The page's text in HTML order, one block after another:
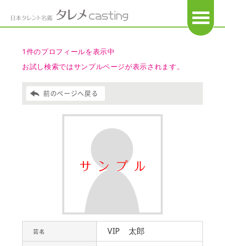
1件のプロフィールを表示中
お試し検索ではサンプルページが表示されます。
前のページへ戻る
芸名 VIP 太郎